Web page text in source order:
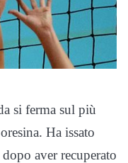
si ferma sul più
Ha issato
aver recuperato